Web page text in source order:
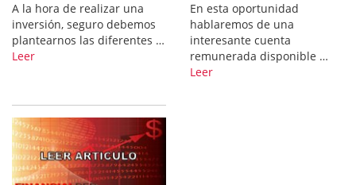
A la hora de realizar una
inversión, seguro debemos
plantearnos las diferentes …
Leer
En esta oportunidad
hablaremos de una
interesante cuenta
remunerada disponible …
Leer